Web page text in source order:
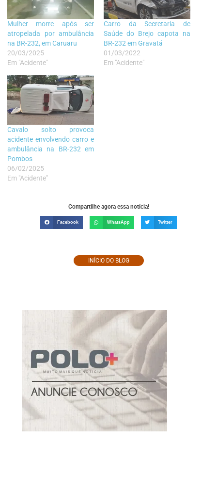
Mulher morre após ser
atropelada por ambulância
na BR-232, em Caruaru
20/03/2025
Em "Acidente"
Carro da Secretaria de
Saúde do Brejo capota na
BR-232 em Gravatá
01/03/2022
Em "Acidente"
Cavalo solto provoca
acidente envolvendo carro e
ambulância na BR-232 em
Pombos
06/02/2025
Em "Acidente"
Compartilhe agora essa notícia!
Facebook WhatsApp Twitter
INÍCIO DO BLOG